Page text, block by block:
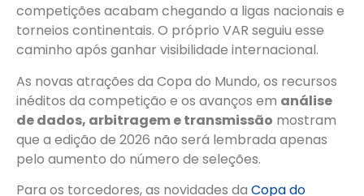
competições acabam chegando a ligas nacionais e
torneios continentais. O próprio VAR seguiu esse
caminho após ganhar visibilidade internacional.
As novas atrações da Copa do Mundo, os recursos
inéditos da competição e os avanços em análise
de dados, arbitragem e transmissão mostram
que a edição de 2026 não será lembrada apenas
pelo aumento do número de seleções.
Para os torcedores, as novidades da Copa do